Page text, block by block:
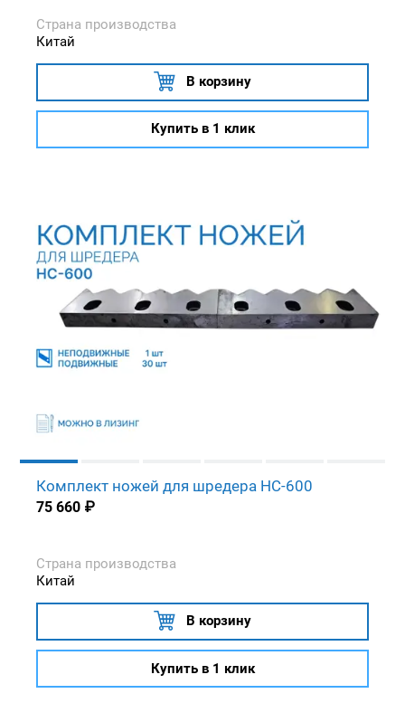
Страна производства
Китай
В корзину
Купить в 1 клик
Комплект ножей для шредера HC-600
75 660 ₽
Страна производства
Китай
В корзину
Купить в 1 клик